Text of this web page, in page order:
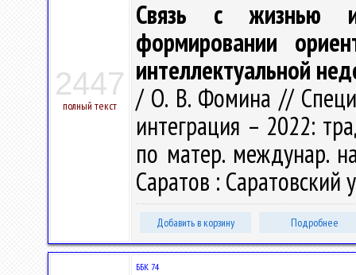
2447
полный текст
Связь с жизнью
формировании
интеллектуальной
/ О. В. Фомина //
интеграция – 2022:
по матер. междунар.
Саратов : Саратовский
Добавить в корзину Подробнее
ББК 74